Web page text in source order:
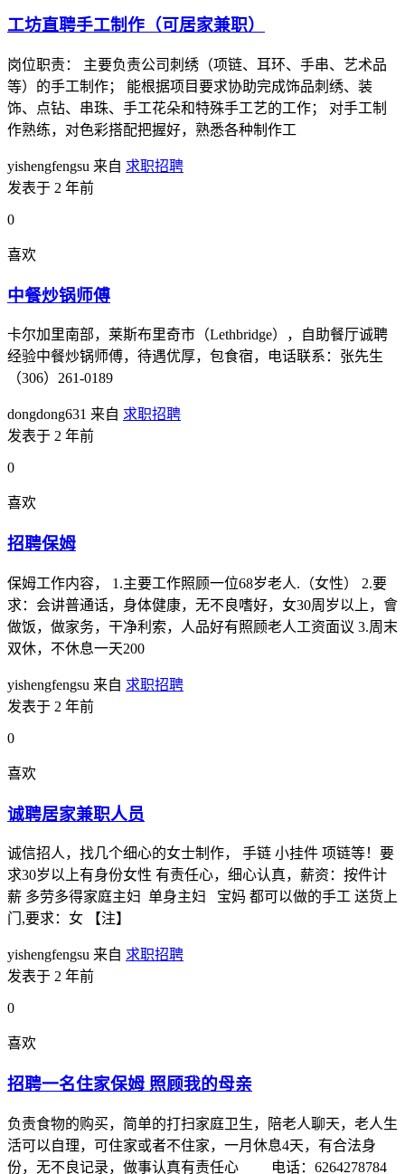
工坊直聘手工制作（可居家兼职）
岗位职责： 主要负责公司刺绣（项链、耳环、手串、艺术品
等）的手工制作； 能根据项目要求协助完成饰品刺绣、装
饰、点钻、串珠、手工花朵和特殊手工艺的工作； 对手工制
作熟练，对色彩搭配把握好，熟悉各种制作工
yishengfengsu 来自 求职招聘
发表于 2 年前
0
喜欢
中餐炒锅师傅
卡尔加里南部，莱斯布里奇市（Lethbridge），自助餐厅诚聘
经验中餐炒锅师傅，待遇优厚，包食宿，电话联系：张先生
（306）261-0189
dongdong631 来自 求职招聘
发表于 2 年前
0
喜欢
招聘保姆
保姆工作内容， 1.主要工作照顾一位68岁老人.（女性） 2.要
求：会讲普通话，身体健康，无不良嗜好，女30周岁以上，會
做饭，做家务，干净利索，人品好有照顾老人工资面议 3.周末
双休，不休息一天200
yishengfengsu 来自 求职招聘
发表于 2 年前
0
喜欢
诚聘居家兼职人员
诚信招人，找几个细心的女士制作， 手链 小挂件 项链等！要
求30岁以上有身份女性 有责任心，细心认真，薪资：按件计
薪 多劳多得家庭主妇 单身主妇 宝妈 都可以做的手工 送货上
门,要求：女 【注】
yishengfengsu 来自 求职招聘
发表于 2 年前
0
喜欢
招聘一名住家保姆 照顾我的母亲
负责食物的购买，简单的打扫家庭卫生，陪老人聊天，老人生
活可以自理，可住家或者不住家，一月休息4天，有合法身
份，无不良记录，做事认真有责任心 电话：6264278784